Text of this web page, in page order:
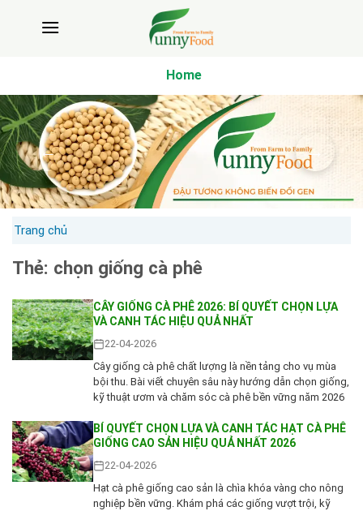
Home
Trang chủ
Thẻ: chọn giống cà phê
CÂY GIỐNG CÀ PHÊ 2026: BÍ QUYẾT CHỌN LỰA
VÀ CANH TÁC HIỆU QUẢ NHẤT
22-04-2026
Cây giống cà phê chất lượng là nền tảng cho vụ mùa
bội thu. Bài viết chuyên sâu này hướng dẫn chọn giống,
kỹ thuật ươm và chăm sóc cà phê bền vững năm 2026
BÍ QUYẾT CHỌN LỰA VÀ CANH TÁC HẠT CÀ PHÊ
GIỐNG CAO SẢN HIỆU QUẢ NHẤT 2026
22-04-2026
Hạt cà phê giống cao sản là chìa khóa vàng cho nông
nghiệp bền vững. Khám phá các giống vượt trội, kỹ